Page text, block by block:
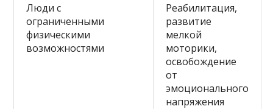
Люди с
ограниченными
физическими
возможностями
Реабилитация,
развитие
мелкой
моторики,
освобождение
от
эмоционального
напряжения